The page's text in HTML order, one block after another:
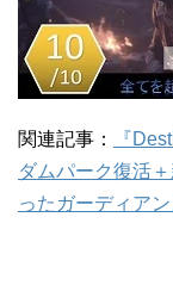
関連記事：
『
ダムパーク復活
ったガーディア